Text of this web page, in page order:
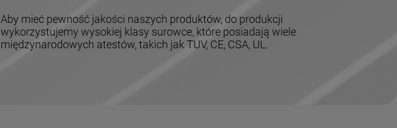
Aby mieć pewność jakości naszych produktów, do produkcji
wykorzystujemy wysokiej klasy surowce, które posiadają wiele
międzynarodowych atestów, takich jak TUV, CE, CSA, UL.